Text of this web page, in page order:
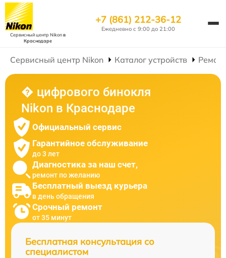
Сервисный центр Nikonв
Краснодаре
+7 (861) 212-36-12
Ежедневно с 9:00 до 21:00
Сервисный центр Nikon Каталог устройств
� цифрового бинокля
Nikon в Краснодаре
Официальный сервис
Гарантийное обслуживание
до 3 лет
Диагностика за наш счет,
ремонт по желанию
Бесплатный выезд курьера
в день обращения
Срочный ремонт
от 35 минут
Бесплатная консультация со
специалистом